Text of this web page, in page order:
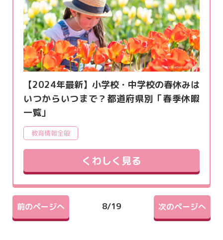
【2024年最新】小学校・中学校の春休みは
いつからいつまで？都道府県別「春季休暇
一覧」
教育情報全般
くわしく見る
前のページへ 次のページへ
8/19